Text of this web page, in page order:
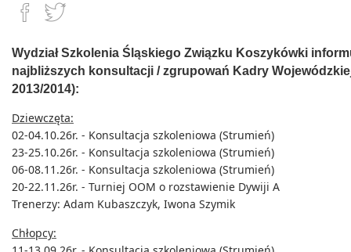
Wydział Szkolenia Śląskiego Związku Koszykówki
najbliższych konsultacji / zgrupowań Kadry
2013/2014):
Dziewczęta:
02-04.10.26r. - Konsultacja szkoleniowa (Strumień)
23-25.10.26r. - Konsultacja szkoleniowa (Strumień)
06-08.11.26r. - Konsultacja szkoleniowa (Strumień)
20-22.11.26r. - Turniej OOM o rozstawienie Dywiji A
Trenerzy: Adam Kubaszczyk, Iwona Szymik
Chłopcy: